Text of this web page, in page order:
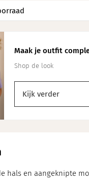
Maak je outfit
Shop de look
Kijk verder
hals en aangeknipte